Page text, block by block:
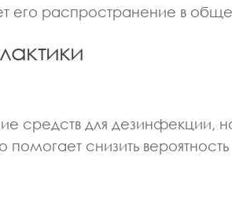
его распространение в
средств для дезинфекции,
снизить вероятность